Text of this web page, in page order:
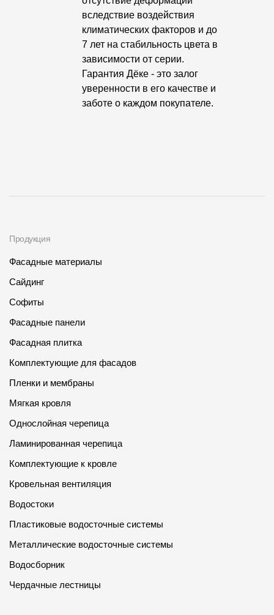
вследствие воздействия
климатических факторов и до
7 лет на стабильность цвета в
зависимости от серии.
Гарантия Дёке - это залог
уверенности в его качестве и
заботе о каждом покупателе.
Продукция
Фасадные материалы
Сайдинг
Софиты
Фасадные панели
Фасадная плитка
Комплектующие для фасадов
Пленки и мембраны
Мягкая кровля
Однослойная черепица
Ламинированная черепица
Комплектующие к кровле
Кровельная вентиляция
Водостоки
Пластиковые водосточные системы
Металлические водосточные системы
Водосборник
Чердачные лестницы